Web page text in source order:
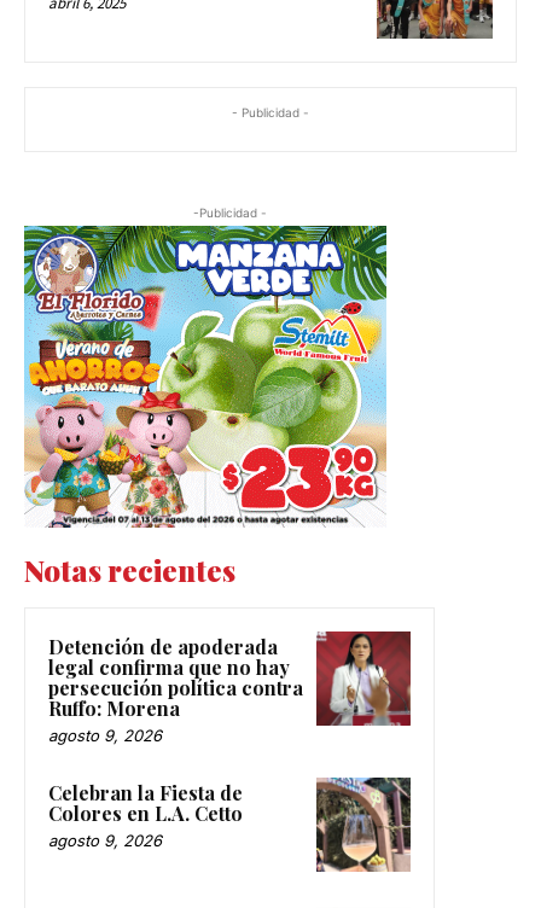
- Publicidad -
-Publicidad -
Notas recientes
Detención de apoderada
legal confirma que no hay
persecución política contra
Ruffo: Morena
agosto 9, 2026
Celebran la Fiesta de
Colores en L.A. Cetto
agosto 9, 2026